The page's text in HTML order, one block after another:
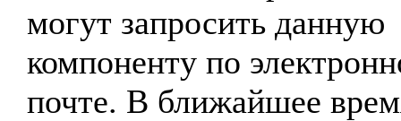
могут запросить данную
компоненту по
почте. В ближайшее